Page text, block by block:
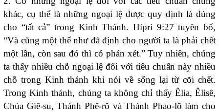
khác, cụ thể là những ngoại lệ được quy định là đúng
cho “tất cả” trong Kinh Thánh. Hípri 9:27 tuyên bố,
“Và cũng một thể như đã định cho người ta là phải chết
một lần, còn sau đó thì có phán xét.” Tuy nhiên, chúng
ta thấy nhiều chỗ ngoại lệ đối với tiêu chuẩn này nhiều
chỗ trong Kinh thánh khi nói về sống lại từ cõi chết.
Trong Kinh thánh, chúng ta không chỉ thấy Êlia, Êlisê,
Chúa Giê-su, Thánh Phê-rô và Thánh Phao-lô làm cho